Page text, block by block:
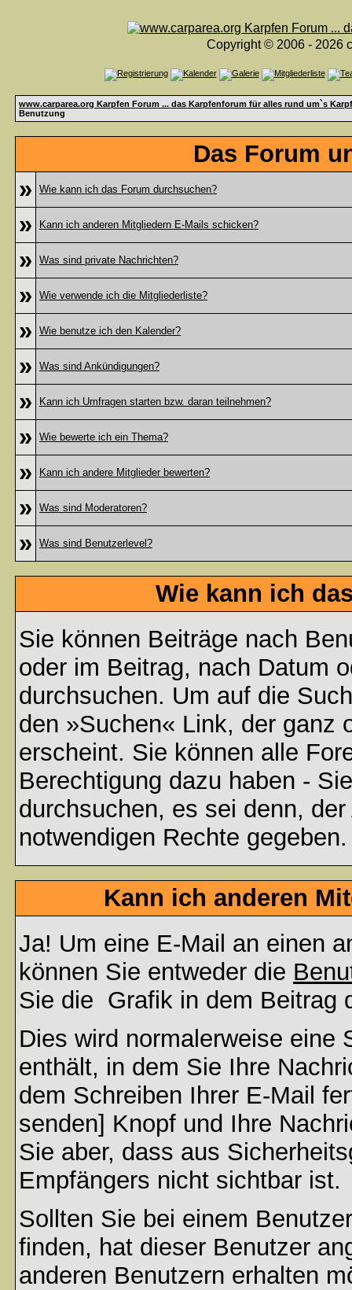
Copyright © 2006 - 2026
www.carparea.org Karpfen Forum ... das Karpfenforum für alles rund um`s
Benutzung
Das Forum
»
Wie kann ich das Forum durchsuchen?
» Kann ich anderen Mitgliedern E-Mails schicken?
» Was sind private Nachrichten?
» Wie verwende ich die Mitgliederliste?
» Wie benutze ich den Kalender?
» Was sind Ankündigungen?
» Kann ich Umfragen starten bzw. daran teilnehmen?
» Wie bewerte ich ein Thema?
» Kann ich andere Mitglieder bewerten?
» Was sind Moderatoren?
» Was sind Benutzerlevel?
Wie kann ich
Sie können Beiträge nach
oder im Beitrag, nach Datum
durchsuchen. Um auf die
den »Suchen« Link, der ganz
erscheint. Sie können alle
Berechtigung dazu haben -
durchsuchen, es sei denn,
notwendigen Rechte gegeben.
Kann ich anderen
Ja! Um eine E-Mail an einen
können Sie entweder die
Sie die Grafik in dem Beitrag
Dies wird normalerweise eine
enthält, in dem Sie Ihre
dem Schreiben Ihrer E-Mail
senden] Knopf und Ihre
Sie aber, dass aus
Empfängers nicht sichtbar ist.
Sollten Sie bei einem
finden, hat dieser Benutzer
anderen Benutzern erhalten